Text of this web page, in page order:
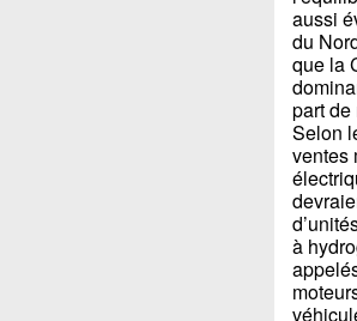
aussi
du
que la
part de
Selon
ventes
à